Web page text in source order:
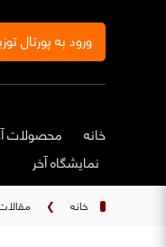
ورود به پورتال
خانه محصولات
نمایشگاه‌ آخر
خانه ❯